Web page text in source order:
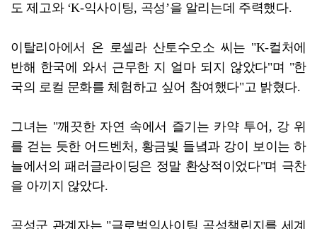
도 제고와 ‘K-익사이팅, 곡성’을 알리는데 주력했다.
이탈리아에서 온 로셀라 산토수오소 씨는 "K-컬처에
반해 한국에 와서 근무한 지 얼마 되지 않았다"며 "한
국의 로컬 문화를 체험하고 싶어 참여했다"고 밝혔다.
그녀는 "깨끗한 자연 속에서 즐기는 카약 투어, 강 위
를 걷는 듯한 어드벤처, 황금빛 들녘과 강이 보이는 하
늘에서의 패러글라이딩은 정말 환상적이었다"며 극찬
을 아끼지 않았다.
곡성군 관계자는 "글로벌익사이팅 곡성챌린지를 세계